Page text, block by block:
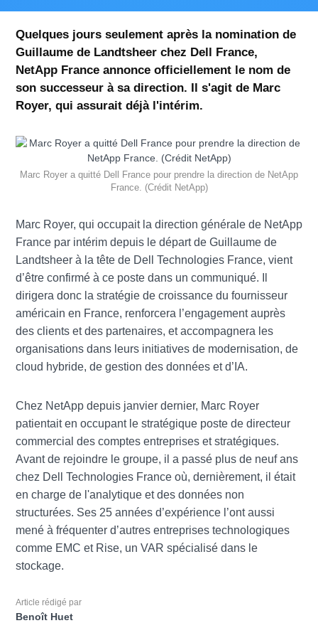
Quelques jours seulement après la nomination de
Guillaume de Landtsheer chez Dell France,
NetApp France annonce officiellement le nom de
son successeur à sa direction. Il s'agit de Marc
Royer, qui assurait déjà l'intérim.
Marc Royer a quitté Dell France pour prendre la direction de NetApp
France. (Crédit NetApp)
Marc Royer, qui occupait la direction générale de NetApp
France par intérim depuis le départ de Guillaume de
Landtsheer à la tête de Dell Technologies France, vient
d’être confirmé à ce poste dans un communiqué. Il
dirigera donc la stratégie de croissance du fournisseur
américain en France, renforcera l’engagement auprès
des clients et des partenaires, et accompagnera les
organisations dans leurs initiatives de modernisation, de
cloud hybride, de gestion des données et d’IA.
Chez NetApp depuis janvier dernier, Marc Royer
patientait en occupant le stratégique poste de directeur
commercial des comptes entreprises et stratégiques.
Avant de rejoindre le groupe, il a passé plus de neuf ans
chez Dell Technologies France où, dernièrement, il était
en charge de l'analytique et des données non
structurées. Ses 25 années d’expérience l’ont aussi
mené à fréquenter d’autres entreprises technologiques
comme EMC et Rise, un VAR spécialisé dans le
stockage.
Article rédigé par
Benoît Huet